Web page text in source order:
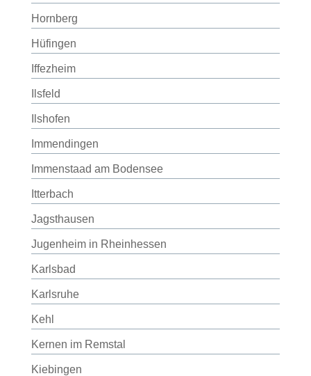
Hornberg
Hüfingen
Iffezheim
Ilsfeld
Ilshofen
Immendingen
Immenstaad am Bodensee
Itterbach
Jagsthausen
Jugenheim in Rheinhessen
Karlsbad
Karlsruhe
Kehl
Kernen im Remstal
Kiebingen